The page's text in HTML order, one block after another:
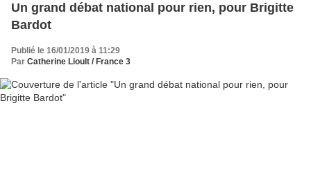
Un grand débat national pour rien, pour Brigitte
Bardot
Publié le 16/01/2019 à 11:29
Par Catherine Lioult / France 3